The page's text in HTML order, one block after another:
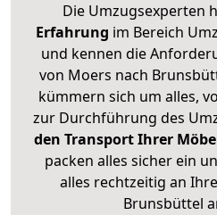
Die Umzugsexperten
Erfahrung im Bereich
und kennen die
von Moers nach
kümmern sich um alles,
zur Durchführung des
den Transport Ihrer
packen alles sicher ein
alles rechtzeitig an
Brunsbüttel